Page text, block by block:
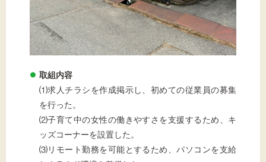
取組内容
⑴求人チラシを作成掲示し、初めての従業員の募集
を行った。
⑵子育て中の女性の働きやすさを支援するため、キ
ッズコーナーを設置した。
⑶リモート勤務を可能とするため、パソコンを支給